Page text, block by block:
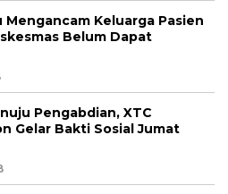
Keluarga Pasien
Belum Dapat
Pengabdian, XTC
Gelar Bakti Sosial Jumat